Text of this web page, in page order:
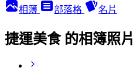
相簿 部落格 名片
捷運美食 的相簿照片